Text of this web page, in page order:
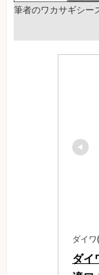
筆者のワカサギシー
ダイワ
ダイ